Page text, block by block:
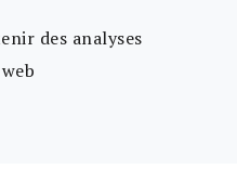
des analyses